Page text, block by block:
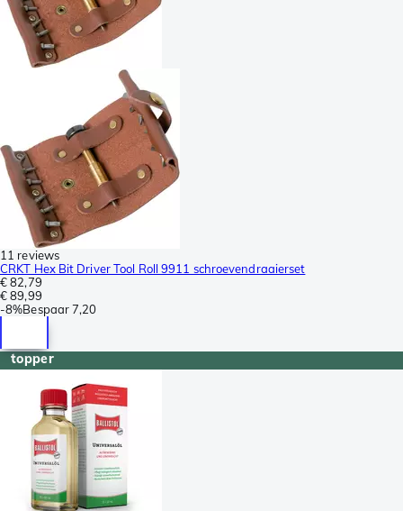
11 reviews
CRKT Hex Bit Driver Tool Roll 9911 schroevendraaierset
€ 82,79
€ 89,99
-8%Bespaar7,20
topper